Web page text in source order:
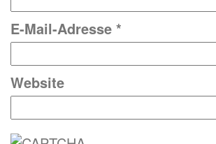
E-Mail-Adresse *
Website